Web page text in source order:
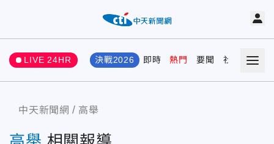
LIVE 24HR 決戰2026 即時 熱門 要聞 社會 娛樂
中天新聞網 高舉